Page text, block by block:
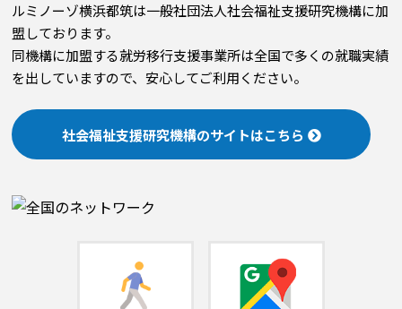
ルミノーゾ横浜都筑は一般社団法人社会福祉支援研究機構に加
盟しております。
同機構に加盟する就労移行支援事業所は全国で多くの就職実績
を出していますので、安心してご利用ください。
社会福祉支援研究機構のサイトはこちら